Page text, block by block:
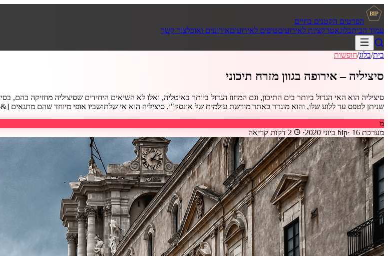
BIP
הפרטים הקטנים בחיים
עמוד הביתבלוגאטרקציות לאירועיםטיפים לאירועיםאירועים ואוכלצור קשר
בית/בלוג/חופשות
סיציליה – אירופה בגוון מזרח תיכוני
שניתן לטפס עד ללוע שלו, והוא מוגדר כאתר מורשת עולמית של אונסק"ו. סיציליה הוא אי שלתושביו אופי מיוחד שהם מתגאים [&hellip;]
מ
מערכת bip
· 16 ביוני 2020 ·
2 דקות קריאה